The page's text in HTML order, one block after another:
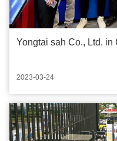
Yongtai sah Co., Ltd.
2023-03-24